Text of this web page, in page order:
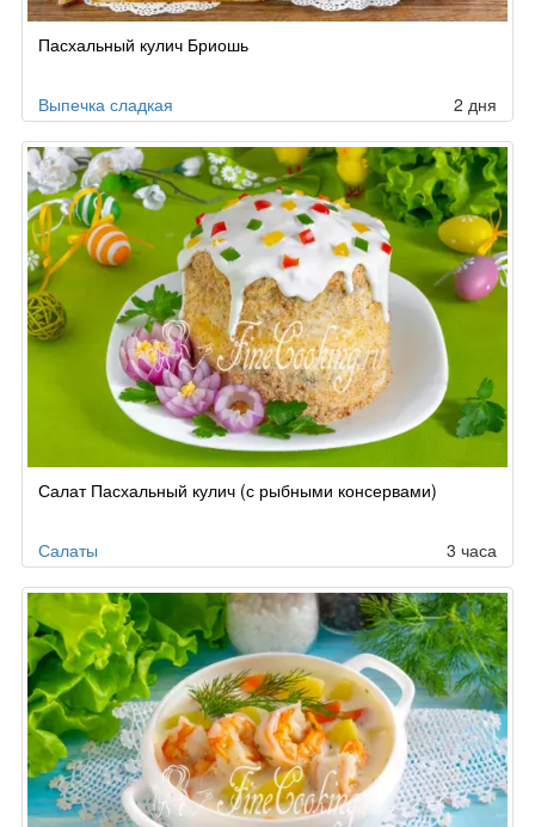
Пасхальный кулич Бриошь
Выпечка сладкая 2 дня
Салат Пасхальный кулич (с рыбными консервами)
Салаты 3 часа